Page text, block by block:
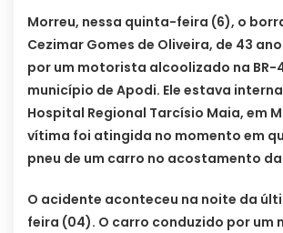
Morreu, nessa quinta-feira (6), o
Cezimar Gomes de Oliveira, de 43
por um motorista alcoolizado na BR-
município de Apodi. Ele estava
Hospital Regional Tarcísio Maia, em
vítima foi atingida no momento em
pneu de um carro no acostamento
O acidente aconteceu na noite da
feira (04). O carro conduzido por um